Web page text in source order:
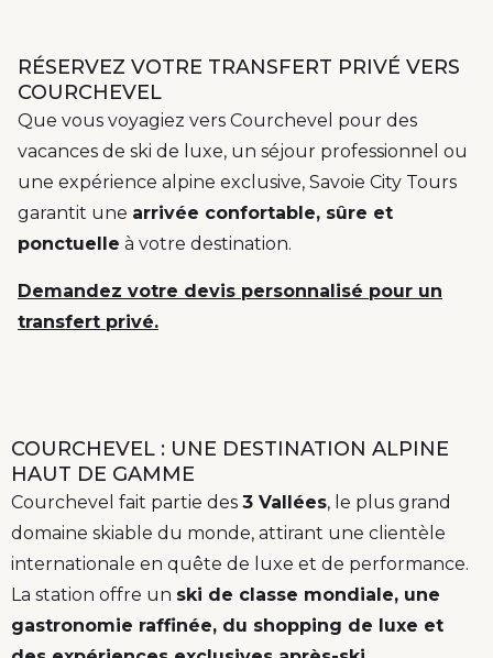
RÉSERVEZ VOTRE TRANSFERT PRIVÉ VERS
COURCHEVEL
Que vous voyagiez vers Courchevel pour des
vacances de ski de luxe, un séjour professionnel ou
une expérience alpine exclusive, Savoie City Tours
garantit une arrivée confortable, sûre et
ponctuelle à votre destination.
Demandez votre devis personnalisé pour un
transfert privé.
COURCHEVEL : UNE DESTINATION ALPINE
HAUT DE GAMME
Courchevel fait partie des 3 Vallées, le plus grand
domaine skiable du monde, attirant une clientèle
internationale en quête de luxe et de performance.
La station offre un ski de classe mondiale, une
gastronomie raffinée, du shopping de luxe et